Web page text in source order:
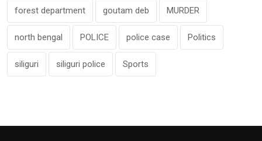
forest department goutam deb MURDER
north bengal POLICE police case Politics
siliguri siliguri police Sports